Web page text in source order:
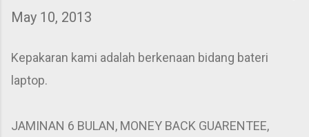
May 10, 2013
Kepakaran kami adalah berkenaan bidang bateri
laptop.
JAMINAN 6 BULAN, MONEY BACK GUARENTEE,